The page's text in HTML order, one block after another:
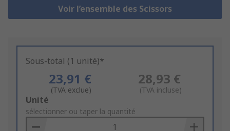
Voir l’ensemble des Scissors
Sous-total (1 unité)*
23,91 €
(TVA exclue)
28,93 €
(TVA incluse)
Add
to
Basket
Unité
sélectionner ou taper la quantité